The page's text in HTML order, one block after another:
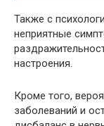
Также с
неприятные
настроения.
Кроме того,
заболеваний и